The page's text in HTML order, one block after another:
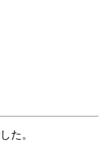
た。